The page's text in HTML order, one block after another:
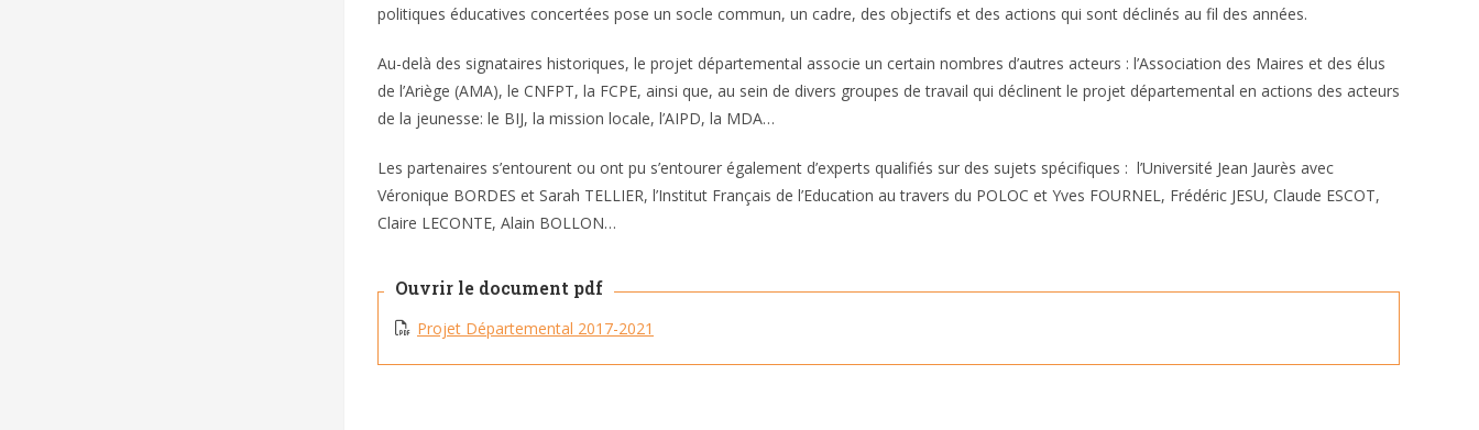
politiques éducatives concertées pose un socle commun, un cadre, des objectifs et des actions qui sont déclinés au fil des années.
Au-delà des signataires historiques, le projet départemental associe un certain nombres d’autres acteurs : l’Association des Maires et des élus
de l’Ariège (AMA), le CNFPT, la FCPE, ainsi que, au sein de divers groupes de travail qui déclinent le projet départemental en actions des acteurs
de la jeunesse: le BIJ, la mission locale, l’AIPD, la MDA…
Les partenaires s’entourent ou ont pu s’entourer également d’experts qualifiés sur des sujets spécifiques : l’Université Jean Jaurès avec
Véronique BORDES et Sarah TELLIER, l’Institut Français de l’Education au travers du POLOC et Yves FOURNEL, Frédéric JESU, Claude ESCOT,
Claire LECONTE, Alain BOLLON…
Ouvrir le document pdf
Projet Départemental 2017-2021